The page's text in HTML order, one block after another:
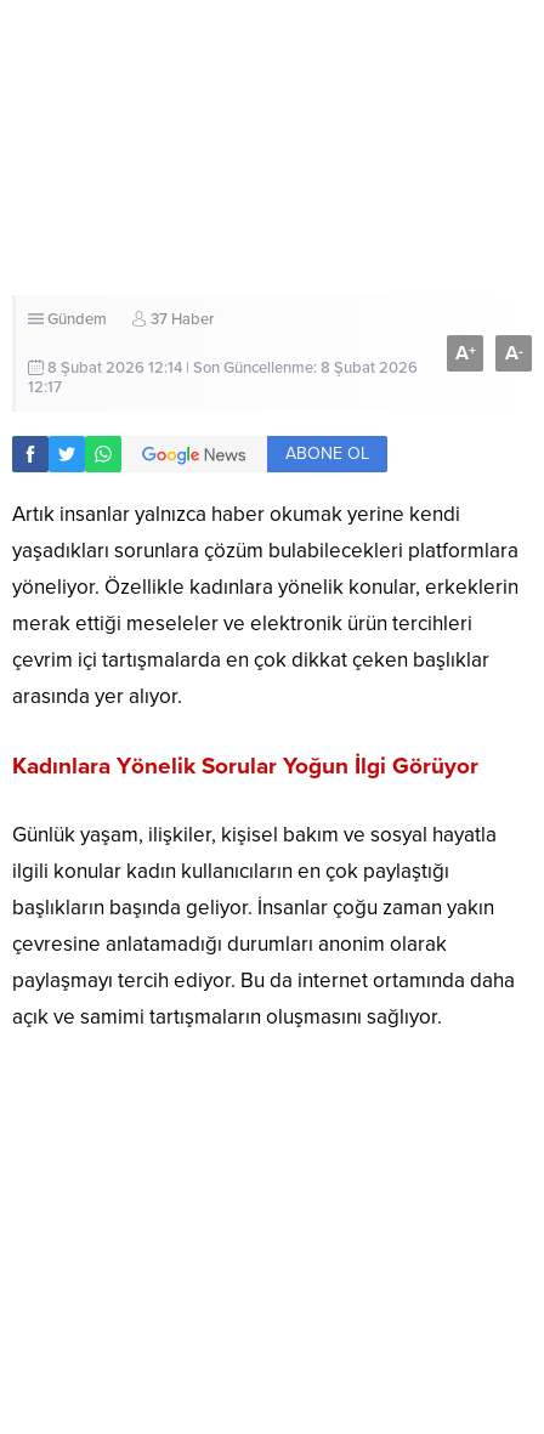
Gündem 37 Haber
8 Şubat 2026 12:14 | Son Güncellenme: 8 Şubat 2026
12:17
A+ A-
ABONE OL
Artık insanlar yalnızca haber okumak yerine kendi
yaşadıkları sorunlara çözüm bulabilecekleri platformlara
yöneliyor. Özellikle kadınlara yönelik konular, erkeklerin
merak ettiği meseleler ve elektronik ürün tercihleri
çevrim içi tartışmalarda en çok dikkat çeken başlıklar
arasında yer alıyor.
Kadınlara Yönelik Sorular Yoğun İlgi Görüyor
Günlük yaşam, ilişkiler, kişisel bakım ve sosyal hayatla
ilgili konular kadın kullanıcıların en çok paylaştığı
başlıkların başında geliyor. İnsanlar çoğu zaman yakın
çevresine anlatamadığı durumları anonim olarak
paylaşmayı tercih ediyor. Bu da internet ortamında daha
açık ve samimi tartışmaların oluşmasını sağlıyor.